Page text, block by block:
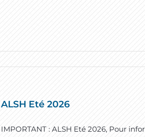
ALSH Eté 2026
IMPORTANT : ALSH Eté 2026, Pour